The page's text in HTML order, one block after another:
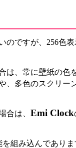
ですが、256色
は、常に壁紙の色
、多色のスクリー
合は、 Emi Clock
組み込んであり